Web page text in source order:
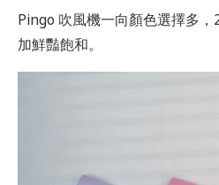
Pingo 吹風機一向顏色選擇多
加鮮豔飽和。